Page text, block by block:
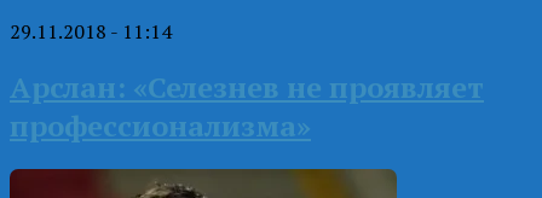
29.11.2018 - 11:14
Арслан: «Селезнев не проявляет
профессионализма»